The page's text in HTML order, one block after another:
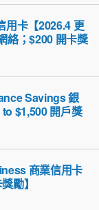
卡【2026.4 更
絡；$200 開卡獎
Savings 銀
$1,500 開戶獎
商業信用卡
勵】